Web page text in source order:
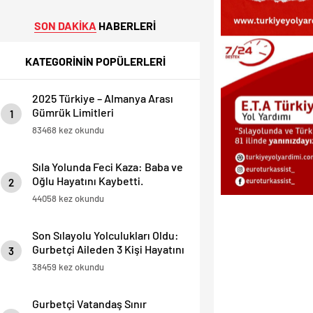
SON DAKİKA HABERLERİ
KATEGORİNİN POPÜLERLERİ
1
2025 Türkiye – Almanya Arası
Gümrük Limitleri
83468 kez okundu
2
Sıla Yolunda Feci Kaza: Baba ve
Oğlu Hayatını Kaybetti.
44058 kez okundu
3
Son Sılayolu Yolculukları Oldu:
Gurbetçi Aileden 3 Kişi Hayatını
Kaybetti.
38459 kez okundu
Gurbetçi Vatandaş Sınır